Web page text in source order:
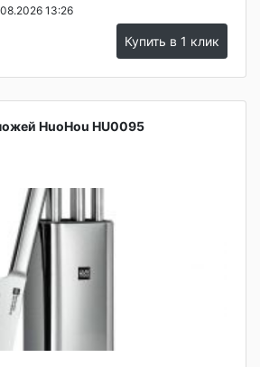
13:26
Купить в 1 клик
HuoHou HU0095